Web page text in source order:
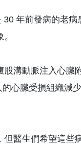
年前發病的老
溝動脈注入心臟
心臟受損組織減
醫生們希望這些